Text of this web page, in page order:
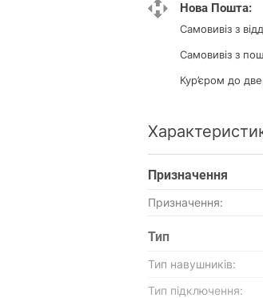
Нова Пошта:
Самовивіз з
Самовивіз з
Кур’єром до
Призначення
Призначення:
Тип
Тип навушників:
Тип підключення: